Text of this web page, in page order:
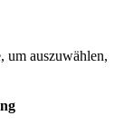
um auszuwählen,